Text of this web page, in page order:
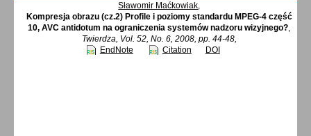
Sławomir Maćkowiak,
Kompresja obrazu (cz.2) Profile i poziomy standardu MPEG-4 część
10, AVC antidotum na ograniczenia systemów nadzoru wizyjnego?,
Twierdza, Vol. 52, No. 6, 2008, pp. 44-48,
EndNote
Citation DOI